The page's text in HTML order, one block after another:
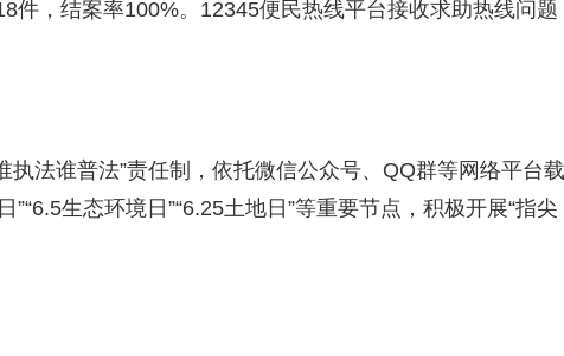
件，结案率100%。12345便民热线平台接收求助热线问题
执法谁普法”责任制，依托微信公众号、QQ群等网络平台载
”“6.5生态环境日 ”“6.25土地日 ”等重要节点，积极开展“指尖